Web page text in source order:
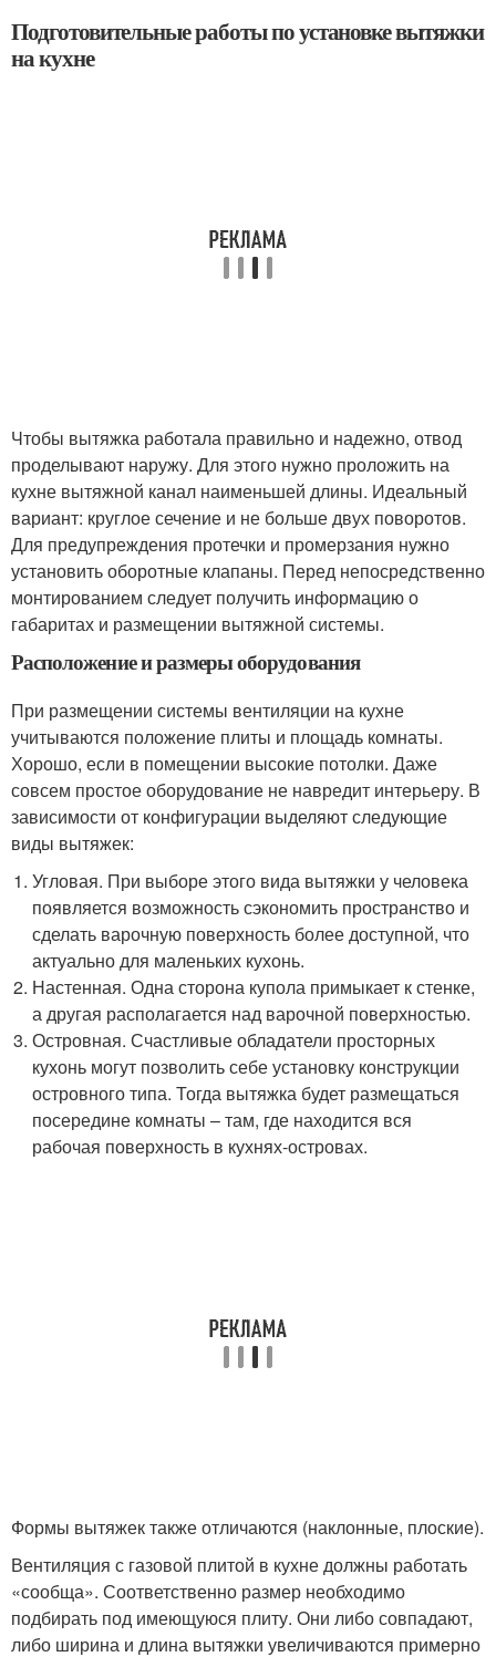
Подготовительные работы по установке вытяжки
на кухне
Чтобы вытяжка работала правильно и надежно, отвод
проделывают наружу. Для этого нужно проложить на
кухне вытяжной канал наименьшей длины. Идеальный
вариант: круглое сечение и не больше двух поворотов.
Для предупреждения протечки и промерзания нужно
установить оборотные клапаны. Перед непосредственно
монтированием следует получить информацию о
габаритах и размещении вытяжной системы.
Расположение и размеры оборудования
При размещении системы вентиляции на кухне
учитываются положение плиты и площадь комнаты.
Хорошо, если в помещении высокие потолки. Даже
совсем простое оборудование не навредит интерьеру. В
зависимости от конфигурации выделяют следующие
виды вытяжек:
Угловая. При выборе этого вида вытяжки у человека
появляется возможность сэкономить пространство и
сделать варочную поверхность более доступной, что
актуально для маленьких кухонь.
Настенная. Одна сторона купола примыкает к стенке,
а другая располагается над варочной поверхностью.
Островная. Счастливые обладатели просторных
кухонь могут позволить себе установку конструкции
островного типа. Тогда вытяжка будет размещаться
посередине комнаты – там, где находится вся
рабочая поверхность в кухнях-островах.
Формы вытяжек также отличаются (наклонные, плоские).
Вентиляция с газовой плитой в кухне должны работать
«сообща». Соответственно размер необходимо
подбирать под имеющуюся плиту. Они либо совпадают,
либо ширина и длина вытяжки увеличиваются примерно